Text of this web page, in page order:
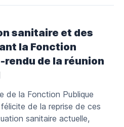
sanitaire et des
la Fonction
de la réunion
de la Fonction Publique
de la reprise de ces
sanitaire actuelle,